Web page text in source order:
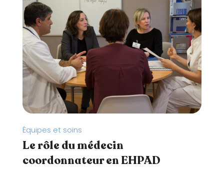
Équipes et soins
Le rôle du médecin
coordonnateur en EHPAD